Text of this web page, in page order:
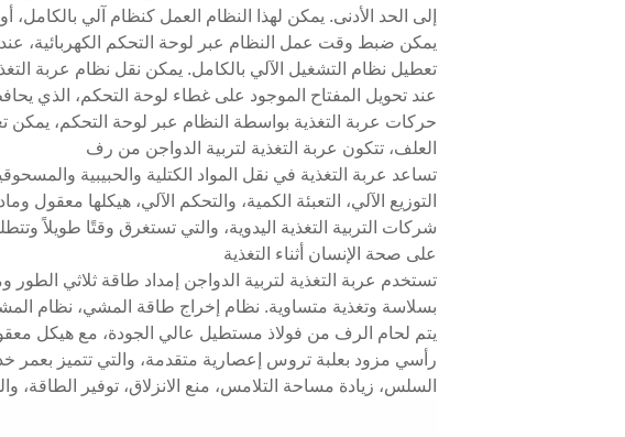
إلى الحد الأدنى. يمكن لهذا النظام العمل كنظام آلي
يمكن ضبط وقت عمل النظام عبر لوحة التحكم الكهربائية،
تعطيل نظام التشغيل الآلي بالكامل. يمكن نقل نظام عربة
عند تحويل المفتاح الموجود على غطاء لوحة التحكم، الذي
حركات عربة التغذية بواسطة النظام عبر لوحة التحكم،
العلف، تتكون عربة التغذية لتربية الدواجن من رف
تساعد عربة التغذية في نقل المواد الكتلية والحبيبية
التوزيع الآلي، التعبئة الكمية، والتحكم الآلي، هيكلها
شركات التربية التغذية اليدوية، والتي تستغرق وقتًا طويلاً
على صحة الإنسان أثناء التغذية
تستخدم عربة التغذية لتربية الدواجن إمداد طاقة ثلاثي
بسلاسة وتغذية متساوية. نظام إخراج طاقة المشي، نظام
يتم لحام الرف من فولاذ مستطيل عالي الجودة، مع هيكل
رأسي مزود بعلبة تروس إعصارية متقدمة، والتي تتميز
السلس، زيادة مساحة التلامس، منع الانزلاق، توفير الطاقة، والحفاظ